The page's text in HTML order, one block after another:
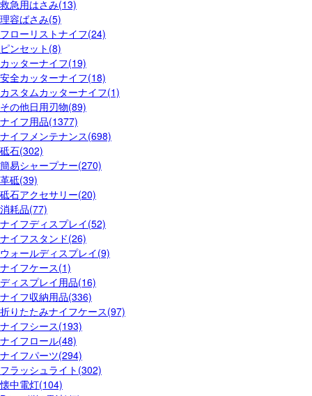
救急用はさみ(13)
理容ばさみ(5)
フローリストナイフ(24)
ピンセット(8)
カッターナイフ(19)
安全カッターナイフ(18)
カスタムカッターナイフ(1)
その他日用刃物(89)
ナイフ用品(1377)
ナイフメンテナンス(698)
砥石(302)
簡易シャープナー(270)
革砥(39)
砥石アクセサリー(20)
消耗品(77)
ナイフディスプレイ(52)
ナイフスタンド(26)
ウォールディスプレイ(9)
ナイフケース(1)
ディスプレイ用品(16)
ナイフ収納用品(336)
折りたたみナイフケース(97)
ナイフシース(193)
ナイフロール(48)
ナイフパーツ(294)
フラッシュライト(302)
懐中電灯(104)